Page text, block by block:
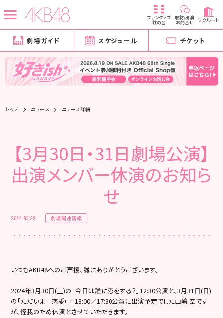
ファンクラブ
-柱の会-
取材/出演
お問合せ リクルート
劇場ガイド スケジュール チケット
トップ ニュース ニュース詳細
【3月30日・31日劇場公演】
出演メンバー休演のお知ら
せ
2024.03.29 劇場関連情報
いつもAKB48へのご声援、誠にありがとうございます。
2024年3月30日(土)の「今日は誰に恋をする？」12:30公演と、3月31日(日)
の「ただいま 恋愛中」13:00／17:30公演に出演予定でした山﨑 空です
が、怪我のため休演とさせていただきます。